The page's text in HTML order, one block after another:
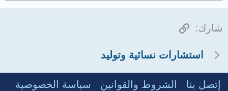
شارك: الرابط
استشارات نسائية وتوليد
إتصل بنا الشروط والقوانين
سياسة الخصوصية